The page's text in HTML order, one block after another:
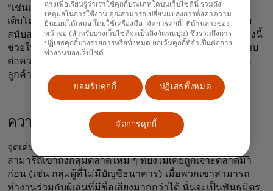
“เช่นเดียวกับนวัตกรรมอื่นๆ อีกมากมาย นี่คือพื้นที่ที่กำลัง
เติบโตและพัฒนาอย่างรวดเร็ว” ริช ออเด็ต รองประธานฝ่าย
สนับสนุนลูกค้าแฟรนไชส์ของ Mastercard กล่าว “แนวทางนี้
ช่วยให้เราสามารถขับเคลื่อนการเติบโตใหม่ ๆ โดยไม่กระทบ
ต่อความสามารถในการบริหารจัดการและลดความเสี่ยงต่อ
ลูกค้าและผู้ถือบัตรของเรา”
ความท้าทายมากมาย แต่มีทางออกเดียว
จุดเด่นของฟินเทคใหม่ ๆ นั้นชัดเจน: ฟินเทคที่สร้างสรรค์
สามารถเข้าถึงกลุ่มตลาดใหม่ ๆ ที่ยังไม่เคยถูกเจาะตลาดมา
ก่อน (เช่น กลุ่มผู้ที่ไม่มีบัญชีธนาคาร) เมื่อพวกเขาสามารถ
ทำงานร่วมกับผู้เล่นที่มีชื่อเสียงมากกว่าได้ นั่นจะเป็นพันธมิตร
ล่างเพื่อเรียนรู้ว่าเราใช้คุกกี้ประเภทใดบนเว็บไซต์นี้ รวมถึง
เหตุผลในการใช้งาน คุณสามารถเปลี่ยนแปลงการตั้งค่าความ
ยินยอมได้เสมอ โดยใช้เครื่องมือ 'จัดการคุกกี้' ที่ด้านล่างของ
หน้าจอ (สำหรับบางเว็บไซต์จะเป็นลิงก์แทนปุ่ม) ซึ่งรวมถึงการ
ปฏิเสธคุกกี้บางรายการหรือทั้งหมด ยกเว้นคุกกี้ที่จำเป็นต่อการ
ทำงานของเว็บไซต์
ยอมรับคุกกี้ ปฏิเสธทั้งหมด
จัดการคุกกี้